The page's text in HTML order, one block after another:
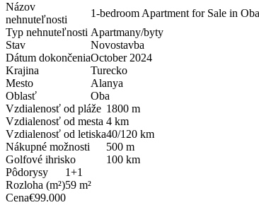
Názov
nehnuteľnosti
1-bedroom Apartment for Sale in
Typ nehnuteľnosti Apartmany/byty
Stav
Novostavba
Dátum dokončeniaOctober 2024
Krajina
Turecko
Mesto
Alanya
Oblasť
Oba
Vzdialenosť od pláže 1800 m
Vzdialenosť od mesta 4 km
Vzdialenosť od letiska40/120 km
Nákupné možnosti
500 m
Golfové ihrisko
100 km
Pôdorysy
1+1
Rozloha (m²)59 m²
Cena€99.000